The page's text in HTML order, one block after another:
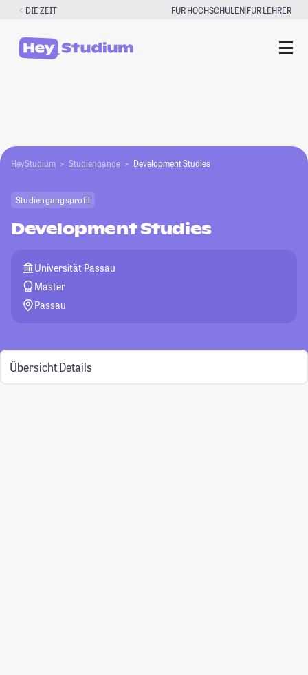
Zum
springen
DIE ZEIT FÜR HOCHSCHULEN|FÜR LEHRER
HeyStudium Studiengänge Development Studies
Studiengangsprofil
Development Studies
Universität Passau
Master
Passau
Übersicht Details